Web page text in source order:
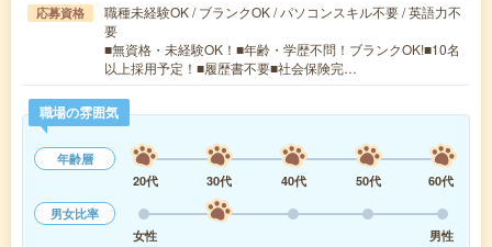
応募資格
職種未経験OK / ブランクOK / パソコンスキル不要 / 英語力不
要
■無資格・未経験OK！■年齢・学歴不問！ブランクOK!■10名
以上採用予定！■履歴書不要■社会保険完…
職場の雰囲気
年齢層
20代
30代 40代 50代
60代
男女比率
女性
男性